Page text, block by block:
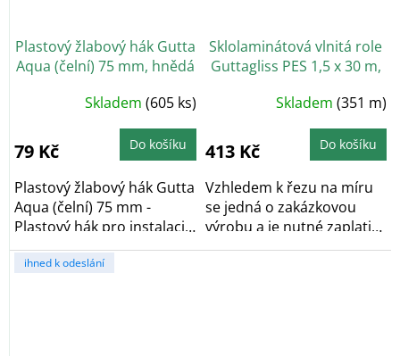
Plastový žlabový hák Gutta
Aqua (čelní) 75 mm, hnědá
Skladem (605 ks)
79 Kč Do košíku
Plastový žlabový hák Gutta
Aqua (čelní) 75 mm -
Plastový hák pro instalaci
na svislé...
Sklolaminátová vlnitá role
Guttagliss PES 1,5 x 30 m,
cena za bm+ Prodloužená
záruka 5 let
Skladem (351 m)
413 Kč Do košíku
Vzhledem k řezu na míru
se jedná o zakázkovou
výrobu a je nutné zaplatit
objednávku...
ihned k odeslání